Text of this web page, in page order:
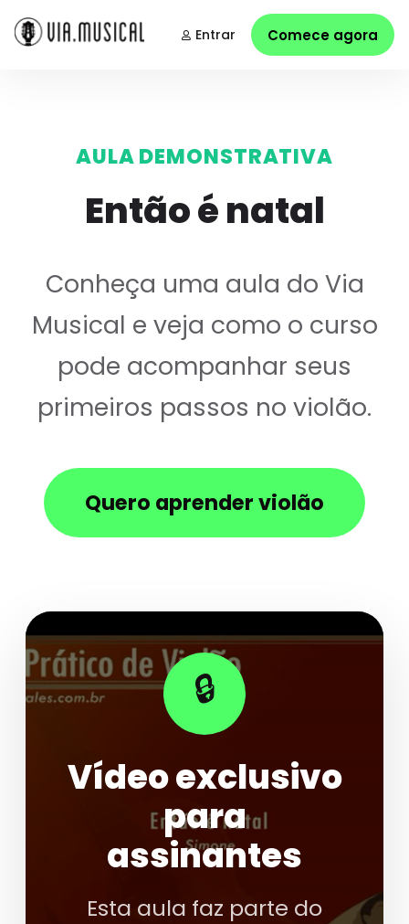
Entrar Comece agora
AULA DEMONSTRATIVA
Então é natal
Conheça uma aula do Via
Musical e veja como o curso
pode acompanhar seus
primeiros passos no violão.
Quero aprender violão
🔒
Vídeo exclusivo
para
assinantes
Esta aula faz parte do